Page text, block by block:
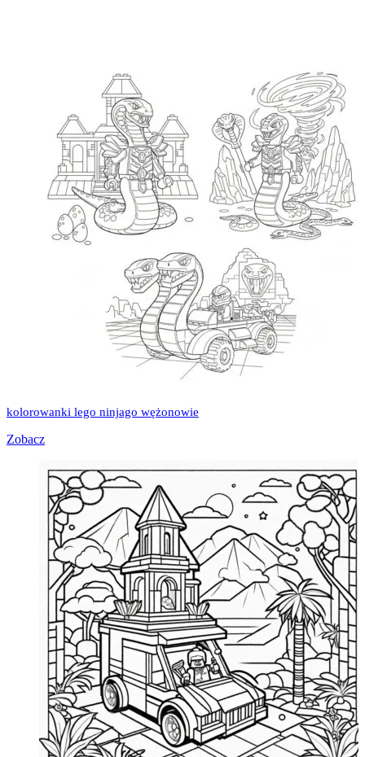
kolorowanki lego ninjago wężonowie
Zobacz